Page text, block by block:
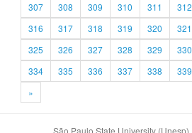
307
308 309 310 311 312
316
317 318 319 320 321
325
326 327 328 329 330
334
335 336 337 338 339
»
São Paulo State University (Unesp)